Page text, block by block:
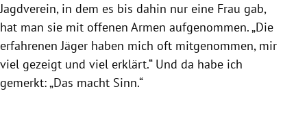
Jagdverein, in dem es bis dahin nur eine Frau gab,
hat man sie mit offenen Armen aufgenommen. „Die
erfahrenen Jäger haben mich oft mitgenommen, mir
viel gezeigt und viel erklärt.“ Und da habe ich
gemerkt: „Das macht Sinn.“